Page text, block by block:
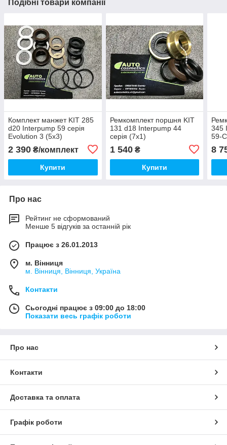
Подібні товари компанії
Комплект манжет KIT 285
d20 Interpump 59 серія
Evolution 3 (5х3)
2 390 ₴/комплект
Купити
Ремкомплект поршня KIT
131 d18 Interpump 44
серія (7x1)
1 540₴
Купити
345
59-
8
Про нас
Рейтинг не сформований
Менше 5 відгуків за останній рік
Працює з 26.01.2013
м. Вінниця
м. Вінниця, Вінниця, Україна
Контакти
Сьогодні працює з 09:00 до 18:00
Показати весь графік роботи
Про нас
Контакти
Доставка та оплата
Графік роботи